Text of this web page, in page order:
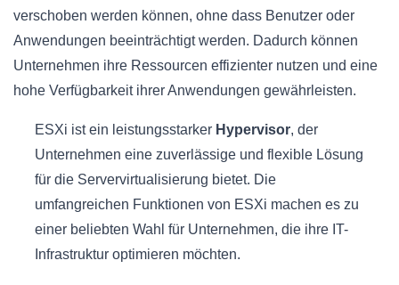
verschoben werden können, ohne dass Benutzer oder
Anwendungen beeinträchtigt werden. Dadurch können
Unternehmen ihre Ressourcen effizienter nutzen und eine
hohe Verfügbarkeit ihrer Anwendungen gewährleisten.
ESXi ist ein leistungsstarker Hypervisor, der
Unternehmen eine zuverlässige und flexible Lösung
für die Servervirtualisierung bietet. Die
umfangreichen Funktionen von ESXi machen es zu
einer beliebten Wahl für Unternehmen, die ihre IT-
Infrastruktur optimieren möchten.